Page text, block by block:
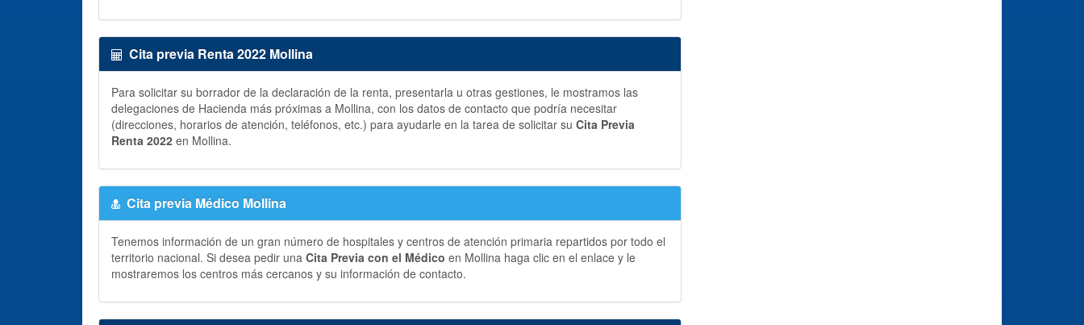
Cita previa Renta 2022 Mollina
Para solicitar su borrador de la declaración de la renta, presentarla u otras gestiones, le mostramos las
delegaciones de Hacienda más próximas a Mollina, con los datos de contacto que podría necesitar
(direcciones, horarios de atención, teléfonos, etc.) para ayudarle en la tarea de solicitar su Cita Previa
Renta 2022 en Mollina.
Cita previa Médico Mollina
Tenemos información de un gran número de hospitales y centros de atención primaria repartidos por todo el
territorio nacional. Si desea pedir una Cita Previa con el Médico en Mollina haga clic en el enlace y le
mostraremos los centros más cercanos y su información de contacto.